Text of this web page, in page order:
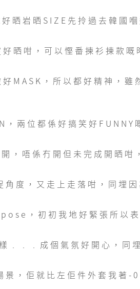
晒岩晒SIZE先拎過去韓國嗰
晒咁，可以慳番揀衫揀款嘅
MASK，所以都好精神，雖
兩位都係好搞笑好FUNNY
，唔係冇開但未完成開晒咁
度，又走上走落咁，同埋因
，初初我地好緊張所以
成個氣氛好開心，同
，佢就比左佢件外套我著-